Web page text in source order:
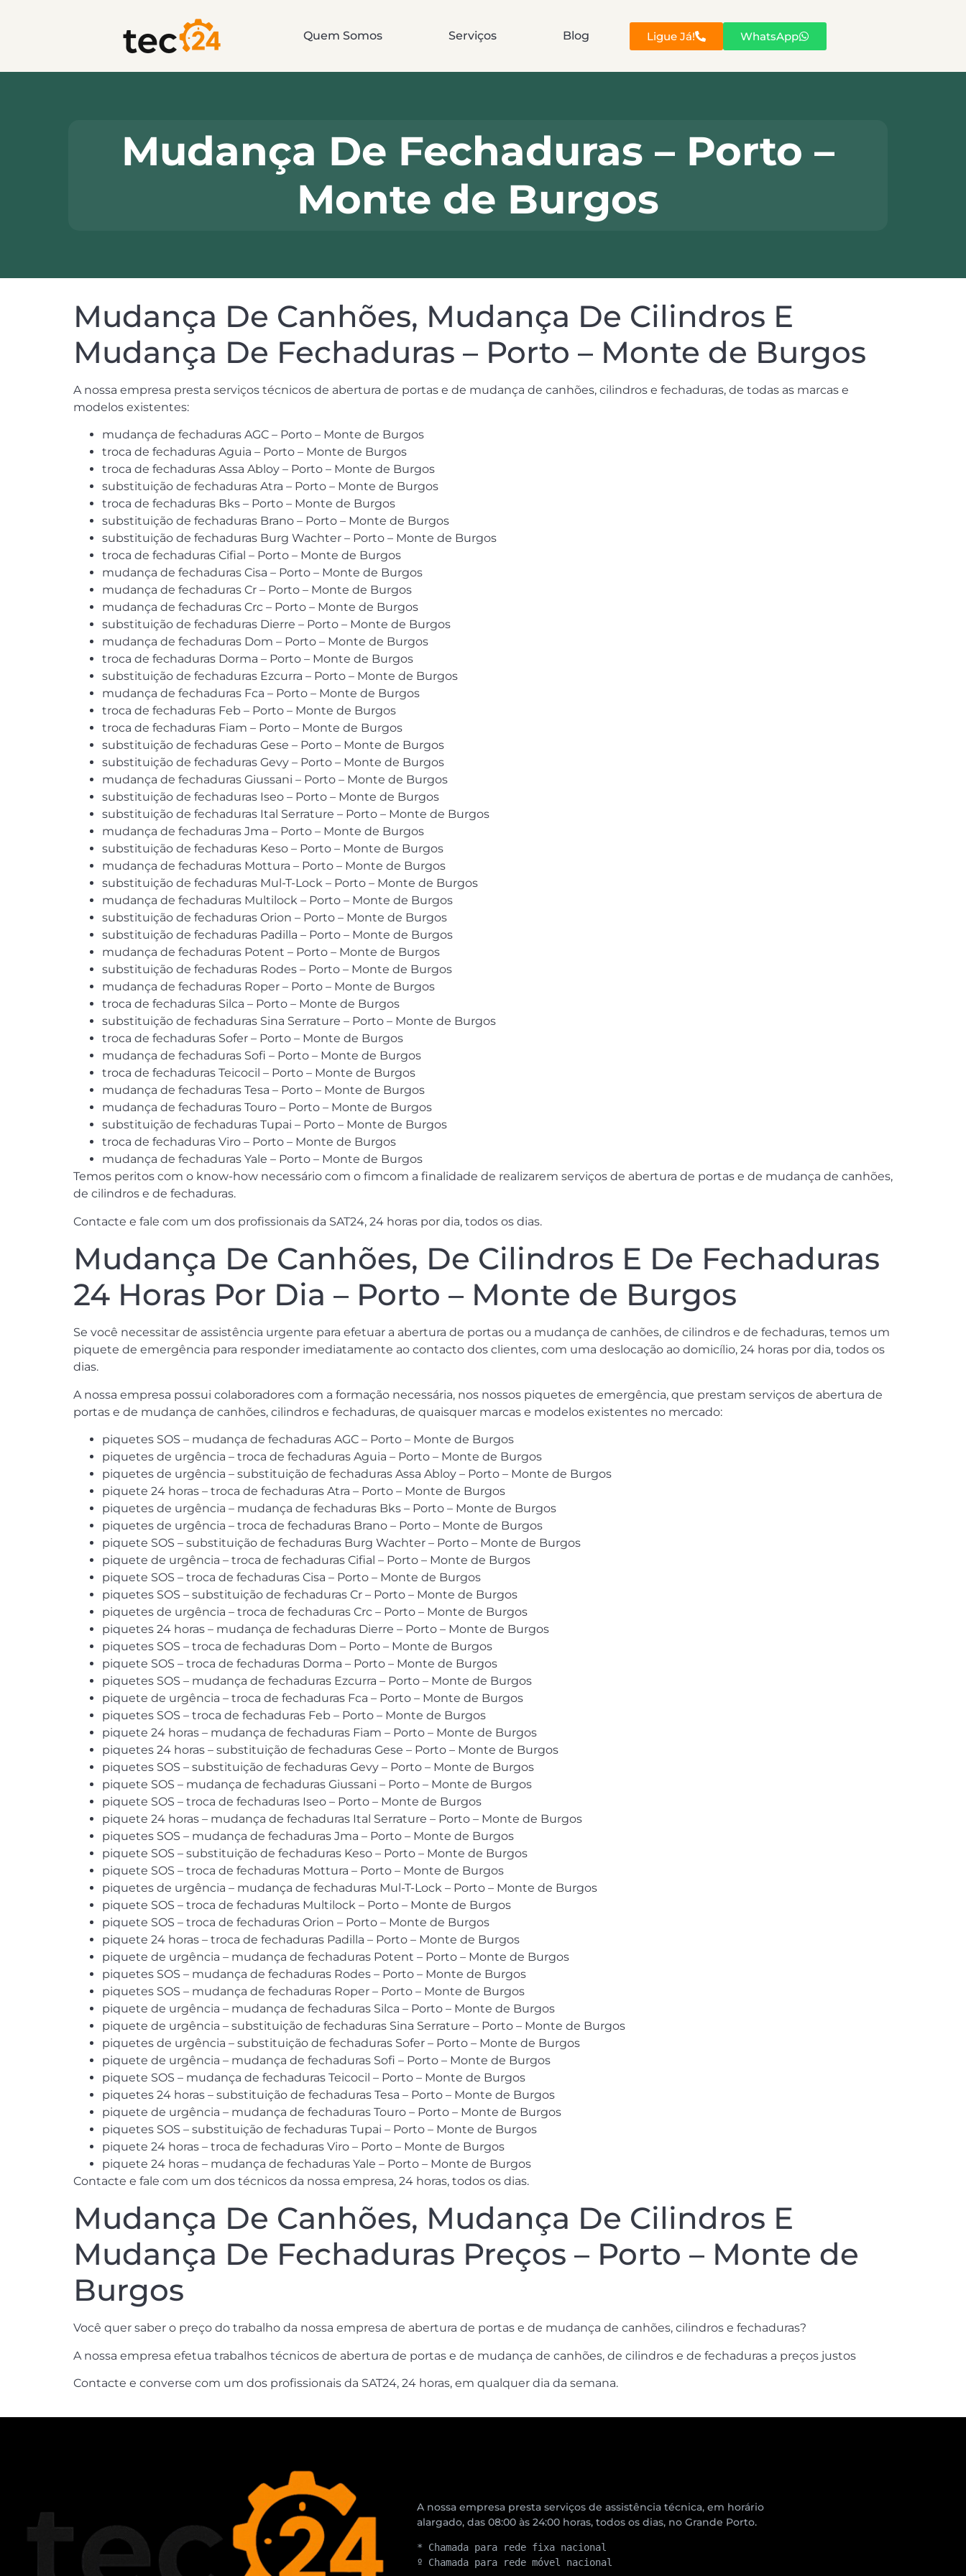
Quem Somos Serviços Blog Ligue Já! WhatsApp
Mudança De Fechaduras – Porto –
Monte de Burgos
Mudança De Canhões, Mudança De Cilindros E
Mudança De Fechaduras – Porto – Monte de Burgos
A nossa empresa presta serviços técnicos de abertura de portas e de mudança de canhões, cilindros e fechaduras, de todas as marcas e
modelos existentes:
mudança de fechaduras AGC – Porto – Monte de Burgos
troca de fechaduras Aguia – Porto – Monte de Burgos
troca de fechaduras Assa Abloy – Porto – Monte de Burgos
substituição de fechaduras Atra – Porto – Monte de Burgos
troca de fechaduras Bks – Porto – Monte de Burgos
substituição de fechaduras Brano – Porto – Monte de Burgos
substituição de fechaduras Burg Wachter – Porto – Monte de Burgos
troca de fechaduras Cifial – Porto – Monte de Burgos
mudança de fechaduras Cisa – Porto – Monte de Burgos
mudança de fechaduras Cr – Porto – Monte de Burgos
mudança de fechaduras Crc – Porto – Monte de Burgos
substituição de fechaduras Dierre – Porto – Monte de Burgos
mudança de fechaduras Dom – Porto – Monte de Burgos
troca de fechaduras Dorma – Porto – Monte de Burgos
substituição de fechaduras Ezcurra – Porto – Monte de Burgos
mudança de fechaduras Fca – Porto – Monte de Burgos
troca de fechaduras Feb – Porto – Monte de Burgos
troca de fechaduras Fiam – Porto – Monte de Burgos
substituição de fechaduras Gese – Porto – Monte de Burgos
substituição de fechaduras Gevy – Porto – Monte de Burgos
mudança de fechaduras Giussani – Porto – Monte de Burgos
substituição de fechaduras Iseo – Porto – Monte de Burgos
substituição de fechaduras Ital Serrature – Porto – Monte de Burgos
mudança de fechaduras Jma – Porto – Monte de Burgos
substituição de fechaduras Keso – Porto – Monte de Burgos
mudança de fechaduras Mottura – Porto – Monte de Burgos
substituição de fechaduras Mul-T-Lock – Porto – Monte de Burgos
mudança de fechaduras Multilock – Porto – Monte de Burgos
substituição de fechaduras Orion – Porto – Monte de Burgos
substituição de fechaduras Padilla – Porto – Monte de Burgos
mudança de fechaduras Potent – Porto – Monte de Burgos
substituição de fechaduras Rodes – Porto – Monte de Burgos
mudança de fechaduras Roper – Porto – Monte de Burgos
troca de fechaduras Silca – Porto – Monte de Burgos
substituição de fechaduras Sina Serrature – Porto – Monte de Burgos
troca de fechaduras Sofer – Porto – Monte de Burgos
mudança de fechaduras Sofi – Porto – Monte de Burgos
troca de fechaduras Teicocil – Porto – Monte de Burgos
mudança de fechaduras Tesa – Porto – Monte de Burgos
mudança de fechaduras Touro – Porto – Monte de Burgos
substituição de fechaduras Tupai – Porto – Monte de Burgos
troca de fechaduras Viro – Porto – Monte de Burgos
mudança de fechaduras Yale – Porto – Monte de Burgos
Temos peritos com o know-how necessário com o fimcom a finalidade de realizarem serviços de abertura de portas e de mudança de canhões,
de cilindros e de fechaduras.
Contacte e fale com um dos profissionais da SAT24, 24 horas por dia, todos os dias.
Mudança De Canhões, De Cilindros E De Fechaduras
24 Horas Por Dia – Porto – Monte de Burgos
Se você necessitar de assistência urgente para efetuar a abertura de portas ou a mudança de canhões, de cilindros e de fechaduras, temos um
piquete de emergência para responder imediatamente ao contacto dos clientes, com uma deslocação ao domicílio, 24 horas por dia, todos os
dias.
A nossa empresa possui colaboradores com a formação necessária, nos nossos piquetes de emergência, que prestam serviços de abertura de
portas e de mudança de canhões, cilindros e fechaduras, de quaisquer marcas e modelos existentes no mercado:
piquetes SOS – mudança de fechaduras AGC – Porto – Monte de Burgos
piquetes de urgência – troca de fechaduras Aguia – Porto – Monte de Burgos
piquetes de urgência – substituição de fechaduras Assa Abloy – Porto – Monte de Burgos
piquete 24 horas – troca de fechaduras Atra – Porto – Monte de Burgos
piquetes de urgência – mudança de fechaduras Bks – Porto – Monte de Burgos
piquetes de urgência – troca de fechaduras Brano – Porto – Monte de Burgos
piquete SOS – substituição de fechaduras Burg Wachter – Porto – Monte de Burgos
piquete de urgência – troca de fechaduras Cifial – Porto – Monte de Burgos
piquete SOS – troca de fechaduras Cisa – Porto – Monte de Burgos
piquetes SOS – substituição de fechaduras Cr – Porto – Monte de Burgos
piquetes de urgência – troca de fechaduras Crc – Porto – Monte de Burgos
piquetes 24 horas – mudança de fechaduras Dierre – Porto – Monte de Burgos
piquetes SOS – troca de fechaduras Dom – Porto – Monte de Burgos
piquete SOS – troca de fechaduras Dorma – Porto – Monte de Burgos
piquetes SOS – mudança de fechaduras Ezcurra – Porto – Monte de Burgos
piquete de urgência – troca de fechaduras Fca – Porto – Monte de Burgos
piquetes SOS – troca de fechaduras Feb – Porto – Monte de Burgos
piquete 24 horas – mudança de fechaduras Fiam – Porto – Monte de Burgos
piquetes 24 horas – substituição de fechaduras Gese – Porto – Monte de Burgos
piquetes SOS – substituição de fechaduras Gevy – Porto – Monte de Burgos
piquete SOS – mudança de fechaduras Giussani – Porto – Monte de Burgos
piquete SOS – troca de fechaduras Iseo – Porto – Monte de Burgos
piquete 24 horas – mudança de fechaduras Ital Serrature – Porto – Monte de Burgos
piquetes SOS – mudança de fechaduras Jma – Porto – Monte de Burgos
piquete SOS – substituição de fechaduras Keso – Porto – Monte de Burgos
piquete SOS – troca de fechaduras Mottura – Porto – Monte de Burgos
piquetes de urgência – mudança de fechaduras Mul-T-Lock – Porto – Monte de Burgos
piquete SOS – troca de fechaduras Multilock – Porto – Monte de Burgos
piquete SOS – troca de fechaduras Orion – Porto – Monte de Burgos
piquete 24 horas – troca de fechaduras Padilla – Porto – Monte de Burgos
piquete de urgência – mudança de fechaduras Potent – Porto – Monte de Burgos
piquetes SOS – mudança de fechaduras Rodes – Porto – Monte de Burgos
piquetes SOS – mudança de fechaduras Roper – Porto – Monte de Burgos
piquete de urgência – mudança de fechaduras Silca – Porto – Monte de Burgos
piquete de urgência – substituição de fechaduras Sina Serrature – Porto – Monte de Burgos
piquetes de urgência – substituição de fechaduras Sofer – Porto – Monte de Burgos
piquete de urgência – mudança de fechaduras Sofi – Porto – Monte de Burgos
piquete SOS – mudança de fechaduras Teicocil – Porto – Monte de Burgos
piquetes 24 horas – substituição de fechaduras Tesa – Porto – Monte de Burgos
piquete de urgência – mudança de fechaduras Touro – Porto – Monte de Burgos
piquetes SOS – substituição de fechaduras Tupai – Porto – Monte de Burgos
piquete 24 horas – troca de fechaduras Viro – Porto – Monte de Burgos
piquete 24 horas – mudança de fechaduras Yale – Porto – Monte de Burgos
Contacte e fale com um dos técnicos da nossa empresa, 24 horas, todos os dias.
Mudança De Canhões, Mudança De Cilindros E
Mudança De Fechaduras Preços – Porto – Monte de
Burgos
Você quer saber o preço do trabalho da nossa empresa de abertura de portas e de mudança de canhões, cilindros e fechaduras?
A nossa empresa efetua trabalhos técnicos de abertura de portas e de mudança de canhões, de cilindros e de fechaduras a preços justos
Contacte e converse com um dos profissionais da SAT24, 24 horas, em qualquer dia da semana.
A nossa empresa presta serviços de assistência técnica, em horário
alargado, das 08:00 às 24:00 horas, todos os dias, no Grande Porto.
* Chamada para rede fixa nacional
º Chamada para rede móvel nacional